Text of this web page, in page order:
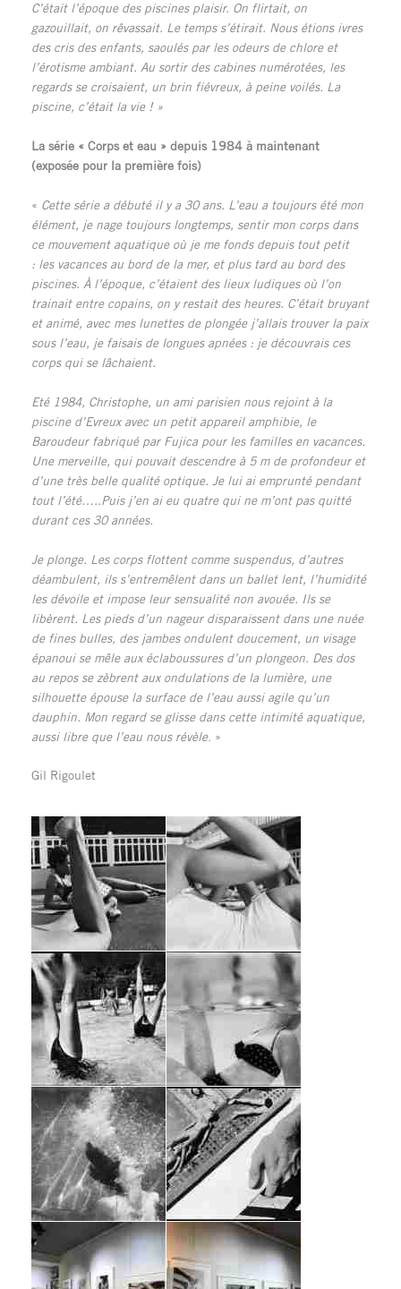
C’était l’époque des piscines plaisir. On flirtait, on
gazouillait, on rêvassait. Le temps s’étirait. Nous étions ivres
des cris des enfants, saoulés par les odeurs de chlore et
l’érotisme ambiant. Au sortir des cabines numérotées, les
regards se croisaient, un brin fiévreux, à peine voilés. La
piscine, c’était la vie ! »
La série « Corps et eau » depuis 1984 à maintenant
(exposée pour la première fois)
« Cette série a débuté il y a 30 ans. L’eau a toujours été mon
élément, je nage toujours longtemps, sentir mon corps dans
ce mouvement aquatique où je me fonds depuis tout petit
: les vacances au bord de la mer, et plus tard au bord des
piscines. À l’époque, c’étaient des lieux ludiques où l’on
trainait entre copains, on y restait des heures. C’était bruyant
et animé, avec mes lunettes de plongée j’allais trouver la paix
sous l’eau, je faisais de longues apnées : je découvrais ces
corps qui se lâchaient.
Eté 1984, Christophe, un ami parisien nous rejoint à la
piscine d’Evreux avec un petit appareil amphibie, le
Baroudeur fabriqué par Fujica pour les familles en vacances.
Une merveille, qui pouvait descendre à 5 m de profondeur et
d’une très belle qualité optique. Je lui ai emprunté pendant
tout l’été…..Puis j’en ai eu quatre qui ne m’ont pas quitté
durant ces 30 années.
Je plonge. Les corps flottent comme suspendus, d’autres
déambulent, ils s’entremêlent dans un ballet lent, l’humidité
les dévoile et impose leur sensualité non avouée. Ils se
libèrent. Les pieds d’un nageur disparaissent dans une nuée
de fines bulles, des jambes ondulent doucement, un visage
épanoui se mêle aux éclaboussures d’un plongeon. Des dos
au repos se zèbrent aux ondulations de la lumière, une
silhouette épouse la surface de l’eau aussi agile qu’un
dauphin. Mon regard se glisse dans cette intimité aquatique,
aussi libre que l’eau nous révèle. »
Gil Rigoulet